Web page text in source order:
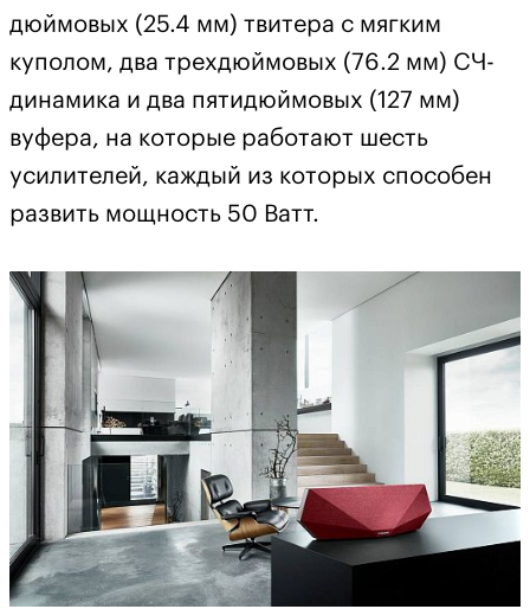
дюймовых (25.4 мм) твитера с мягким
куполом, два трехдюймовых (76.2 мм) СЧ-
динамика и два пятидюймовых (127 мм)
вуфера, на которые работают шесть
усилителей, каждый из которых способен
развить мощность 50 Ватт.